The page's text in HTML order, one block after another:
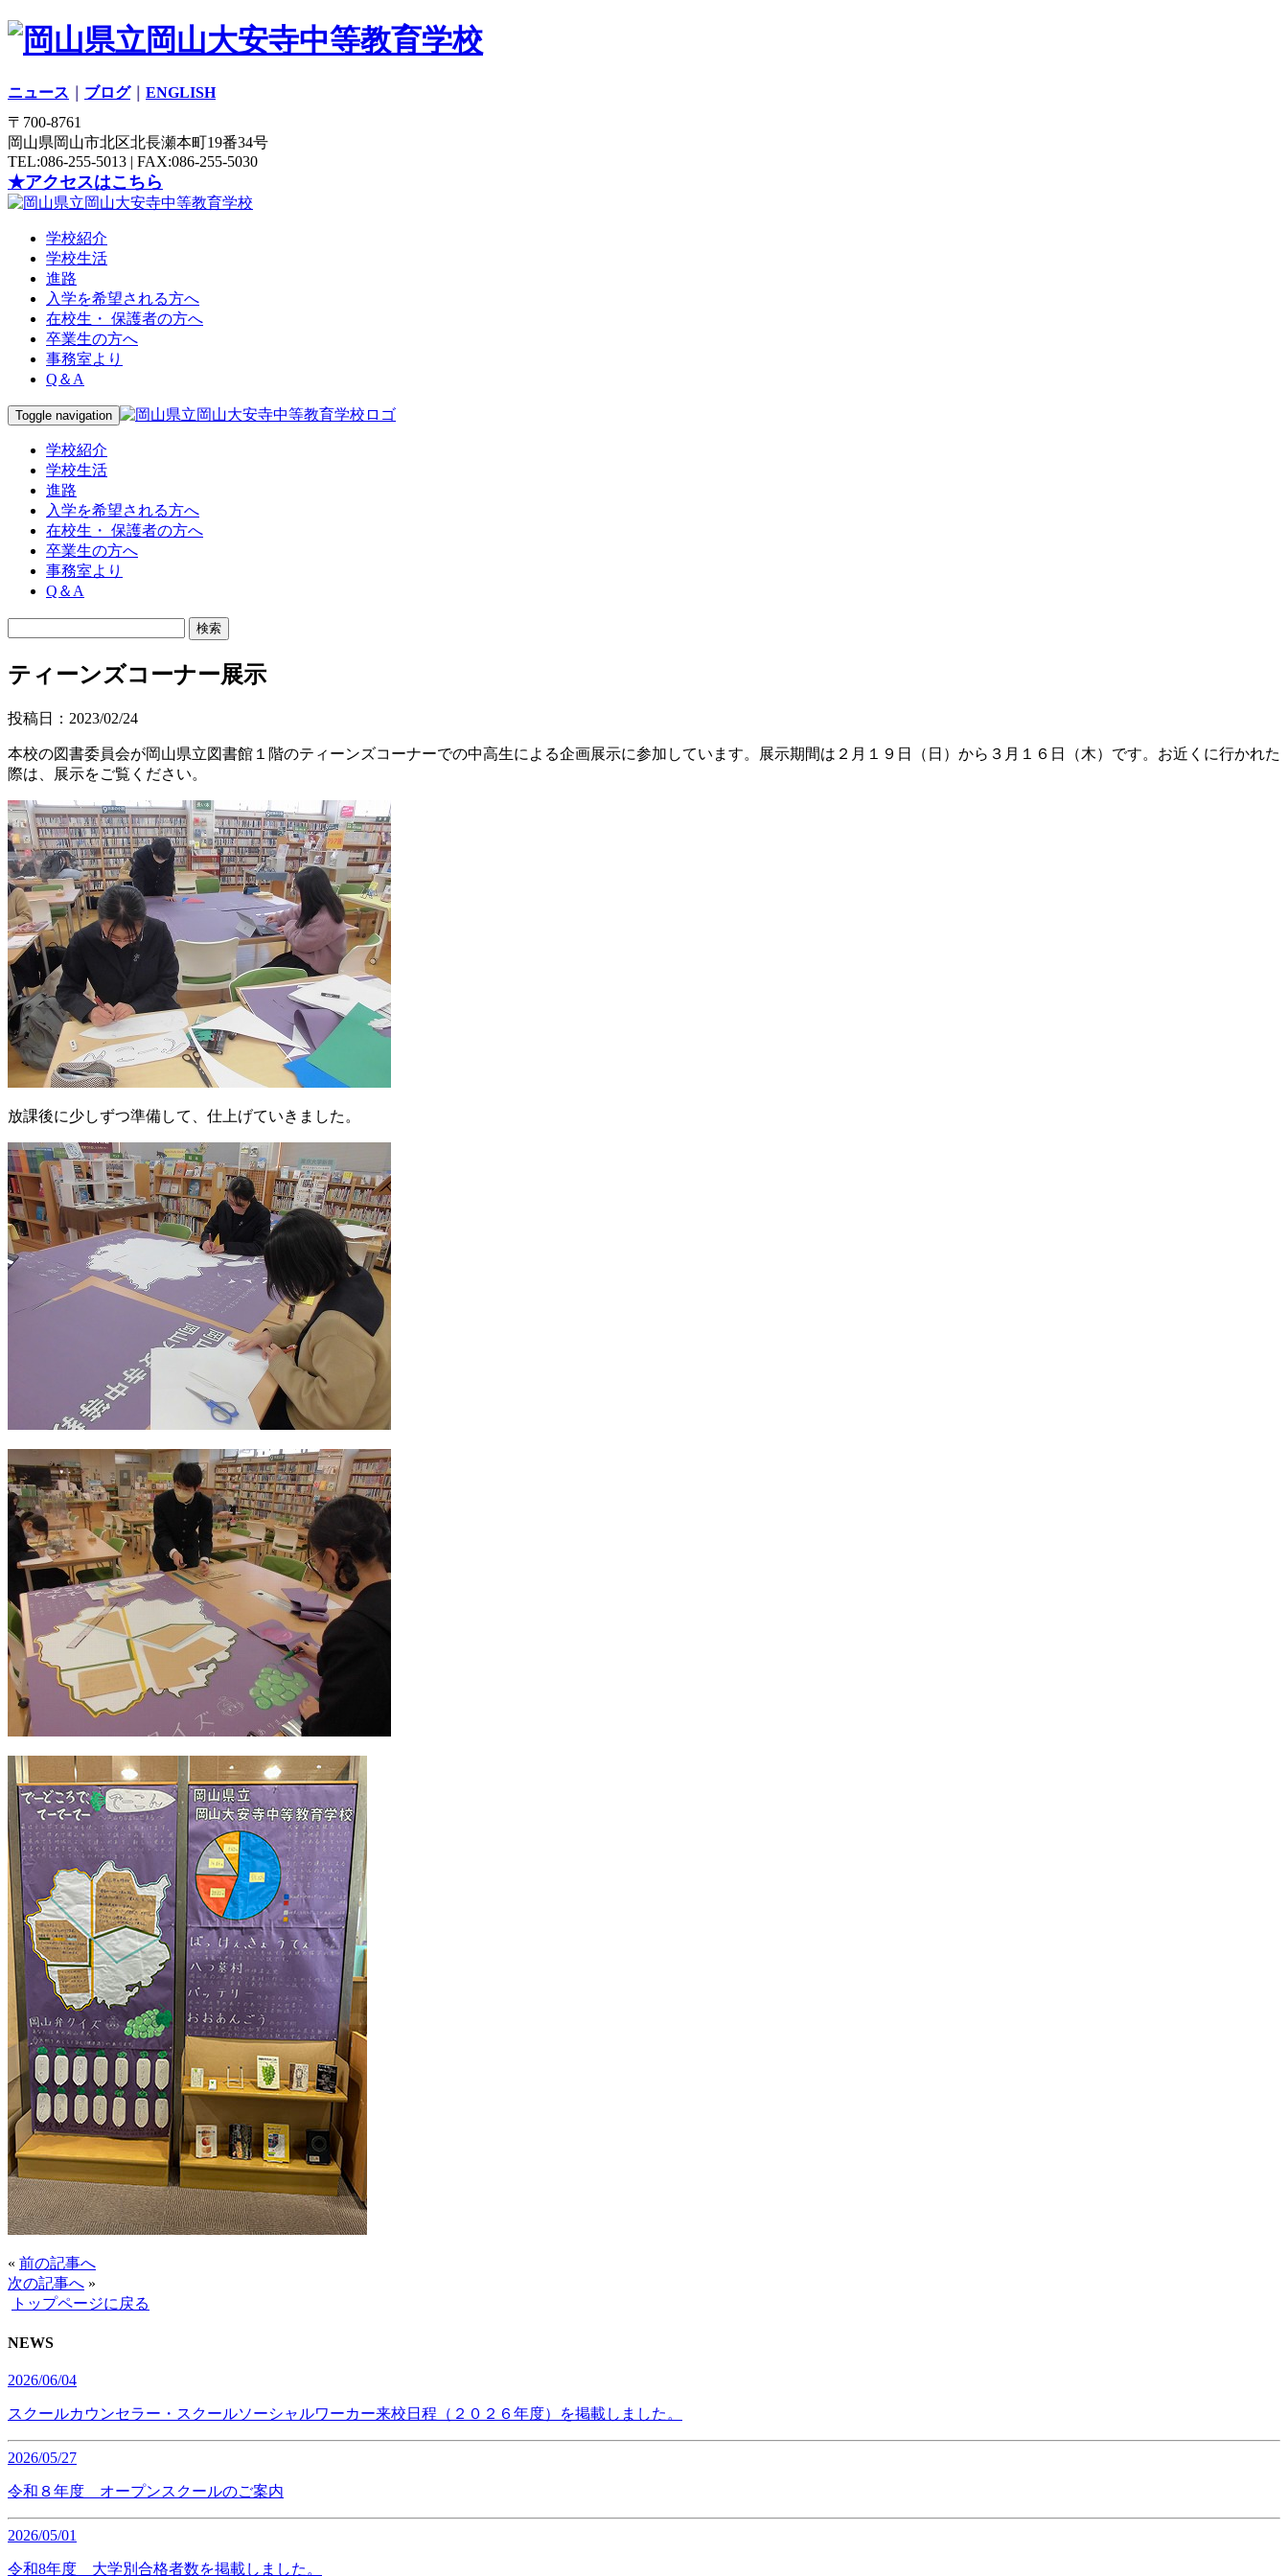
ニュース ブログ｜ ENGLISH
〒700-8761
岡山県岡山市北区北長瀬本町19番34号
TEL:086-255-5013 | FAX:086-255-5030
★アクセスはこちら
学校紹介
学校生活
進路
入学を希望される方へ
在校生・ 保護者の方へ
卒業生の方へ
事務室より
Q＆A
Toggle navigation
学校紹介
学校生活
進路
入学を希望される方へ
在校生・ 保護者の方へ
卒業生の方へ
事務室より
Q＆A
ティーンズコーナー展示
投稿日：2023/02/24
本校の図書委員会が岡山県立図書館１階のティーンズコーナーでの中高生による企画展示に参加しています。展示期間は２月１９日（日）から３月１６日（木）です。お近くに行かれた
際は、展示をご覧ください。
放課後に少しずつ準備して、仕上げていきました。
« 前の記事へ
次の記事へ »
トップページに戻る
NEWS
2026/06/04
スクールカウンセラー・スクールソーシャルワーカー来校日程（２０２６年度）を掲載しました。
2026/05/27
令和８年度 オープンスクールのご案内
2026/05/01
令和8年度 大学別合格者数を掲載しました。